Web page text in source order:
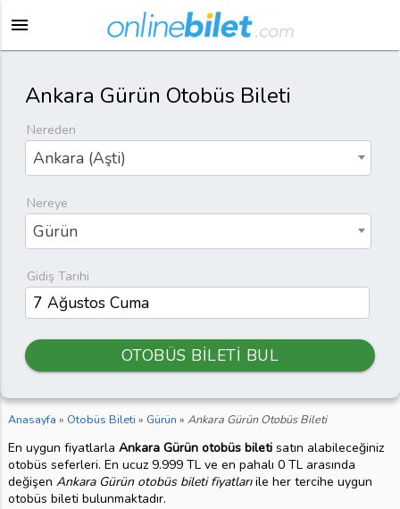
menu
Ankara Gürün Otobüs Bileti
Nereden
Ankara (Aşti)
Nereye
Gürün
Gidiş Tarihi
OTOBÜS BİLETİ BUL
Anasayfa » Otobüs Bileti » Gürün » Ankara Gürün Otobüs Bileti
En uygun fiyatlarla Ankara Gürün otobüs biletisatın alabileceğiniz
otobüs seferleri. En ucuz 9.999 TL ve en pahalı 0 TL arasında
değişen Ankara Gürün otobüs bileti fiyatlarıile her tercihe uygun
otobüs bileti bulunmaktadır.